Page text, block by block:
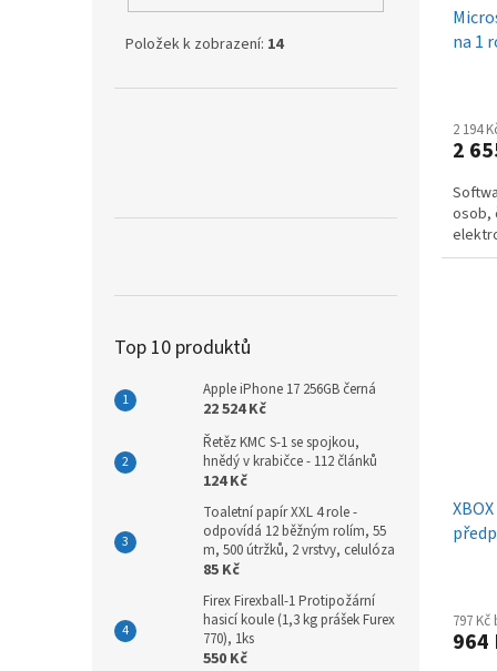
Položek k zobrazení: 14
Top 10 produktů
Apple iPhone 17 256GB černá
22 524 Kč
Řetěz KMC S-1 se spojkou,
hnědý v krabičce - 112 článků
124 Kč
Toaletní papír XXL 4 role -
odpovídá 12 běžným rolím, 55
m, 500 útržků, 2 vrstvy, celulóza
85 Kč
Firex Firexball-1 Protipožární
hasicí koule (1,3 kg prášek Furex
770), 1ks
550 Kč
na 1
2 194
2
osob,
797 Kč
964